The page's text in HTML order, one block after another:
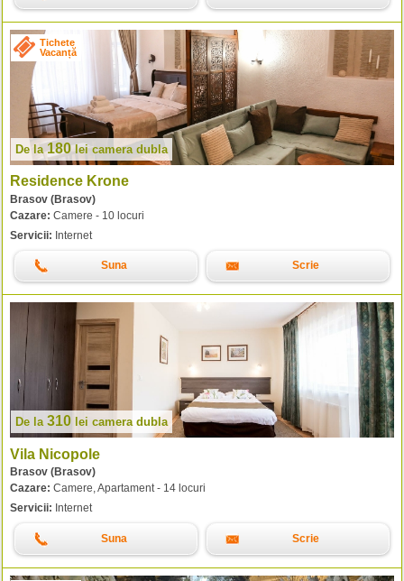
Tichete
Vacanță
De la 180 lei camera dubla
Residence Krone
Brasov (Brasov)
Cazare: Camere - 10 locuri
Servicii: Internet
Suna Scrie
De la 310 lei camera dubla
Vila Nicopole
Brasov (Brasov)
Cazare: Camere, Apartament - 14 locuri
Servicii: Internet
Suna Scrie